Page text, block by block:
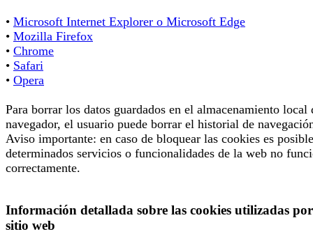
• Microsoft Internet Explorer o Microsoft Edge
• Mozilla Firefox
• Chrome
• Safari
• Opera
Para borrar los datos guardados en el almacenamiento local
navegador, el usuario puede borrar el historial de
Aviso importante: en caso de bloquear las cookies es
determinados servicios o funcionalidades de la web no
correctamente.
Información detallada sobre las cookies utilizadas por
sitio web